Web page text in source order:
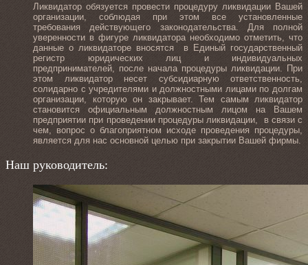
Ликвидатор обязуется провести процедуру ликвидации Вашей
организации, соблюдая при этом все установленные
требования действующего законодательства. Для полной
уверенности в фигуре ликвидатора необходимо отметить, что
данные о ликвидаторе вносятся в Единый государственный
регистр юридических лиц и индивидуальных
предпринимателей, после начала процедуры ликвидации. При
этом ликвидатор несет субсидиарную ответственность,
солидарно с учредителями и должностными лицами по долгам
организации, которую он закрывает. Тем самым ликвидатор
становится официальным должностным лицом на Вашем
предприятии при проведении процедуры ликвидации, в связи с
чем, вопрос о благоприятном исходе проведения процедуры,
является для нас основной целью при закрытии Вашей фирмы.
Наш руководитель: